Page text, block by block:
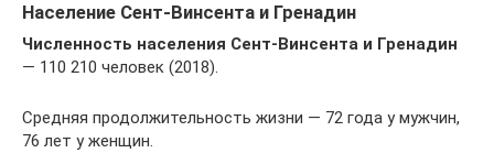
Население Сент-Винсента и Гренадин
Численность населения Сент-Винсента и Гренадин
— 110 210 человек (2018).
Средняя продолжительность жизни — 72 года у мужчин,
76 лет у женщин.